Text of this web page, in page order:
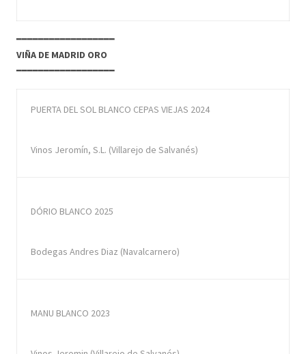
━━━━━━━━━━━━━━━━━━
VIÑA DE MADRID ORO
━━━━━━━━━━━━━━━━━━
PUERTA DEL SOL BLANCO CEPAS VIEJAS 2024
Vinos Jeromín, S.L. (Villarejo de Salvanés)
DÓRIO BLANCO 2025
Bodegas Andres Diaz (Navalcarnero)
MANU BLANCO 2023